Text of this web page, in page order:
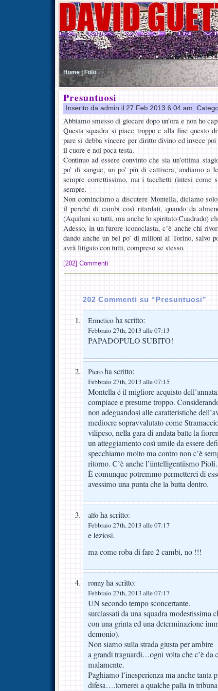
Home | Foto
Presuntuosi
Inserito da admin il 27 Feb 2013 6:04 am.
Abbiamo smesso di giocare dopo un’ora e non ho
Questa squadra si piace troppo e alla fine questo
pare si debba vincere per diritto divino ed invece
il cuore e noi poca testa.
Continuo ad essere convinto che sia un’ottima
po’ di sangue, un po’ più di cattivera, andiamo a
sempre correttissimo, ma i tacchetti (intesi come
sempre.
Non cominciamo a discutere Montella, diciamo
il perché di cambi così ritardati, quando da
(Aquilani su tutti, ma anche lo spiritato Cuadrado)
Adesso, in un furore iconoclasta, c’è anche chi
dando anche un bel po’ di milioni al Torino, salvo
avrà litigato con tutti, compreso se stesso.
[202] Commenti
202 Commenti su “Presuntuosi”
Ermetico ha scritto:
Febbraio 27th, 2013 alle 07:13
PAPADOPULO SUBITO!
Piero ha scritto:
Febbraio 27th, 2013 alle 07:15
Montella é il migliore acquisto
compiace e presume troppo.
non adeguandosi alle caratteristiche
mediocre sopravvalutato come
vilipeso, nella gara di andata batte la
un atteggiamento così umile da essere
specchiamo molto ma contro non c’è
ritorno. C’è anche l’iintelligentiismo
È comunque potremmo permetterci di
avessimo una punta che la butta dentro.
alfo ha scritto:
Febbraio 27th, 2013 alle 07:17
e leziosi.
ma come roba di fare 2 cambi, no !!!
ronny ha scritto:
Febbraio 27th, 2013 alle 07:17
UN secondo tempo sconcertante.
surclassati da una squadra modestissima
con una grinta ed una determinazione
demonio).
Non siamo sulla strada giusta per ambire
a grandi traguardi…ogni volta che c’è da
malamente.
Paghiamo l’inesperienza ma anche tanta
difesa….tornerei a qualche palla in